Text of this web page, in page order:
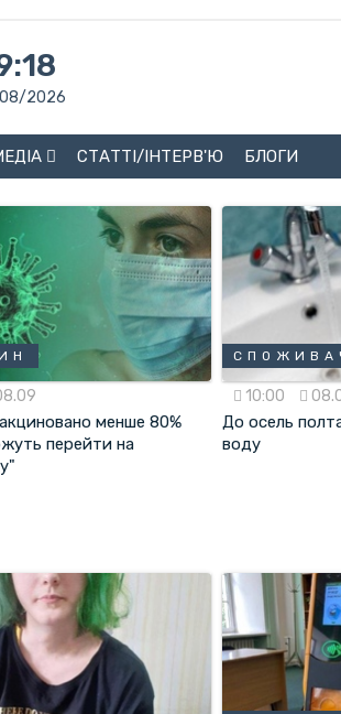
2026
СТАТТІ/ІНТЕРВ'Ю БЛОГИ
менше 80%
перейти на
10:00
До осель
воду